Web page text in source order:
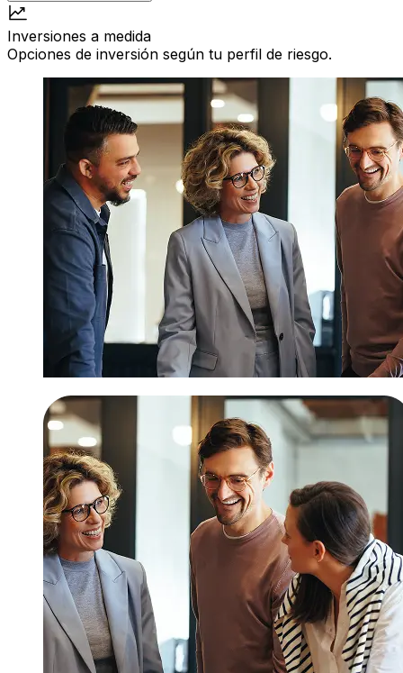
Inversiones a medida
Opciones de inversión según tu perfil de riesgo.